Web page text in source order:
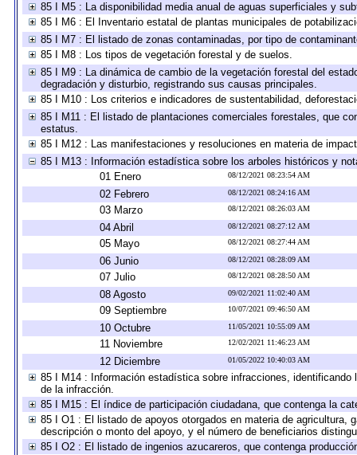
85 I M5 : La disponibilidad media anual de aguas superficiales y
85 I M6 : El Inventario estatal de plantas municipales de
85 I M7 : El listado de zonas contaminadas, por tipo de
85 I M8 : Los tipos de vegetación forestal y de suelos.
85 I M9 : La dinámica de cambio de la vegetación forestal del
degradación y disturbio, registrando sus causas principales.
85 I M10 : Los criterios e indicadores de sustentabilidad,
85 I M11 : El listado de plantaciones comerciales forestales, que
estatus.
85 I M12 : Las manifestaciones y resoluciones en materia de
85 I M13 : Información estadística sobre los arboles históricos y
01 Enero
08/12/2021 08:23:54 AM
02 Febrero 08/12/2021 08:24:16 AM
03 Marzo 08/12/2021 08:26:03 AM
04 Abril 08/12/2021 08:27:12 AM
05 Mayo 08/12/2021 08:27:44 AM
06 Junio 08/12/2021 08:28:09 AM
07 Julio 08/12/2021 08:28:50 AM
08 Agosto 09/02/2021 11:02:40 AM
09 Septiembre 10/07/2021 09:46:50 AM
10 Octubre 11/05/2021 10:55:09 AM
11 Noviembre 12/02/2021 11:46:23 AM
12 Diciembre 01/05/2022 10:40:03 AM
85 I M14 : Información estadística sobre infracciones,
de la infracción.
85 I M15 : El índice de participación ciudadana, que contenga la
85 I O1 : El listado de apoyos otorgados en materia de agricultura,
descripción o monto del apoyo, y el número de beneficiarios
85 I O2 : El listado de ingenios azucareros, que contenga